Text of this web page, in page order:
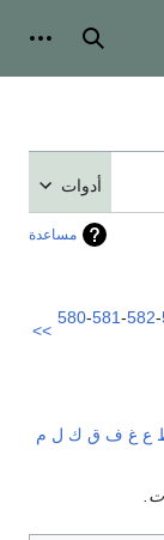
بحث
أدوات
مساعدة
580-581-582-
>>
ع غ ف ق ك ل م